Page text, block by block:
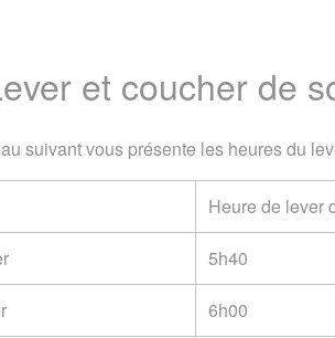
Lever et coucher de
Page créée le 26 mars
Vous êtes ici :Accueil/
et coucher de
suivant vous présente les heures du
Heure de lever
5h40
6h00